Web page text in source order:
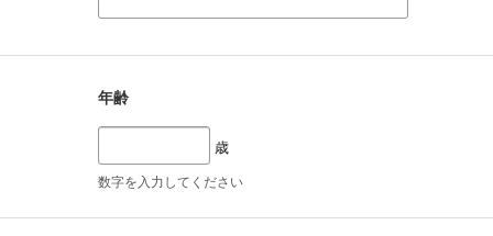
年齢
歳
数字を入力してください